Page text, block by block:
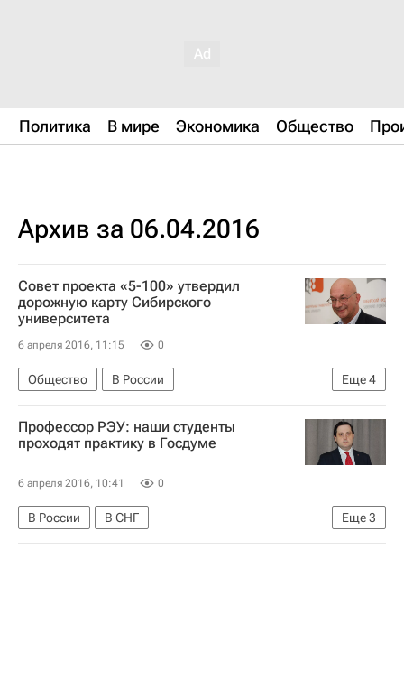
Политика В мире Экономика Общество
Архив за 06.04.2016
Совет проекта «5-100» утвердил
дорожную карту Сибирского
университета
6 апреля 2016, 11:15 0
Еще4
Общество
В России
Образование - Общество
Сибирский федеральный университет
Профессор РЭУ: наши студенты
проходят практику в Госдуме
6 апреля 2016, 10:41 0
Еще3
В России
В СНГ
РЭУ имени Г. В. Плеханова
Образование